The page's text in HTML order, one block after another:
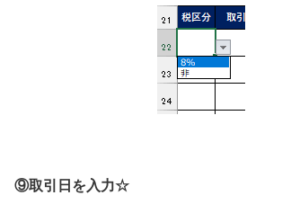
⑨取引日を入力☆